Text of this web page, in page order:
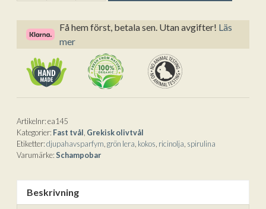
med
spirulina
och
grön
lera
mängd
e
n
e
:
Få hem först, betala sen. Utan avgifter! Läs
mer
Artikelnr:ea145
Kategorier: Fast tvål Grekisk olivtvål
Etiketter:djupahavsparfym grön lera kokos ricinolja spirulina
Varumärke:Schampobar
Beskrivning